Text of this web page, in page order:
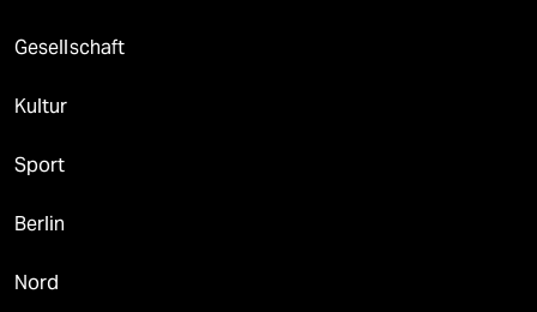
Gesellschaft
Kultur
Sport
Berlin
Nord